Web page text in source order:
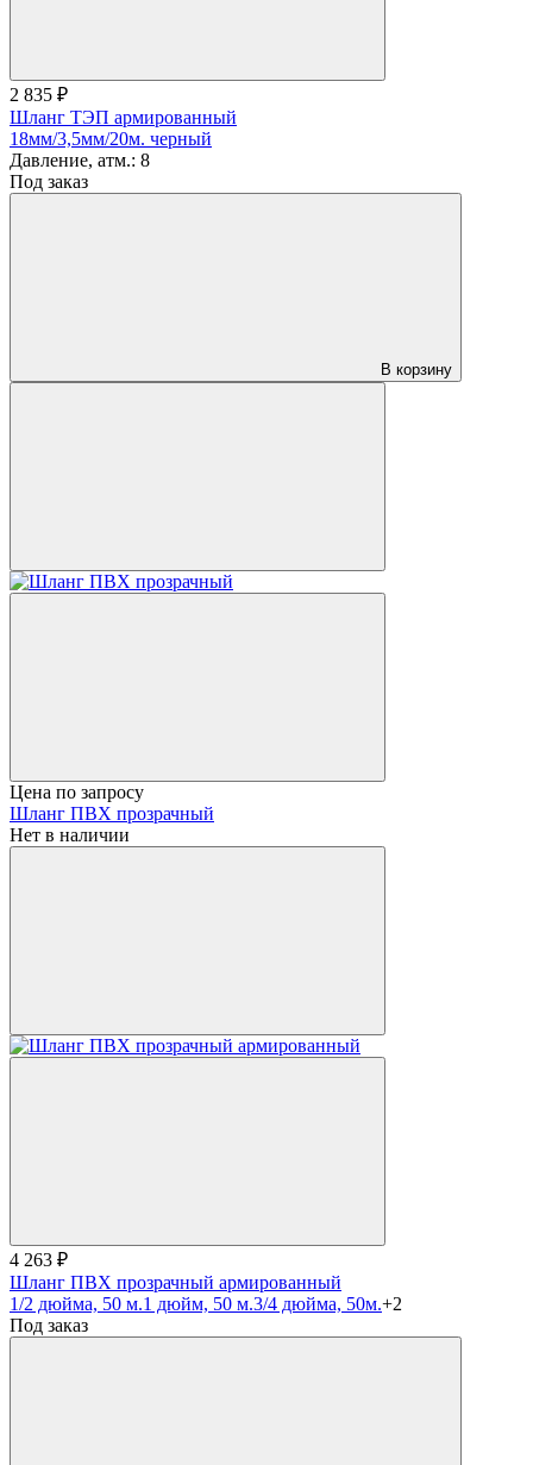
2 835 ₽
Шланг ТЭП армированный
18мм/3,5мм/20м. черный
Давление, атм.: 8
Под заказ
В корзину
Цена по запросу
Шланг ПВХ прозрачный
Нет в наличии
4 263 ₽
Шланг ПВХ прозрачный армированный
1/2 дюйма, 50 м.1 дюйм, 50 м.3/4 дюйма, 50м.+2
Под заказ